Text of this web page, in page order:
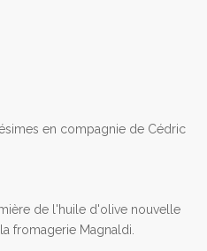
en compagnie de Cédric
de l'huile d'olive nouvelle
fromagerie Magnaldi.